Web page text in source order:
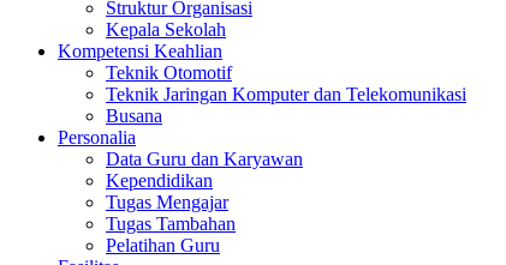
Struktur Organisasi
Kepala Sekolah
Kompetensi Keahlian
Teknik Otomotif
Teknik Jaringan Komputer dan Telekomunikasi
Busana
Personalia
Data Guru dan Karyawan
Kependidikan
Tugas Mengajar
Tugas Tambahan
Pelatihan Guru